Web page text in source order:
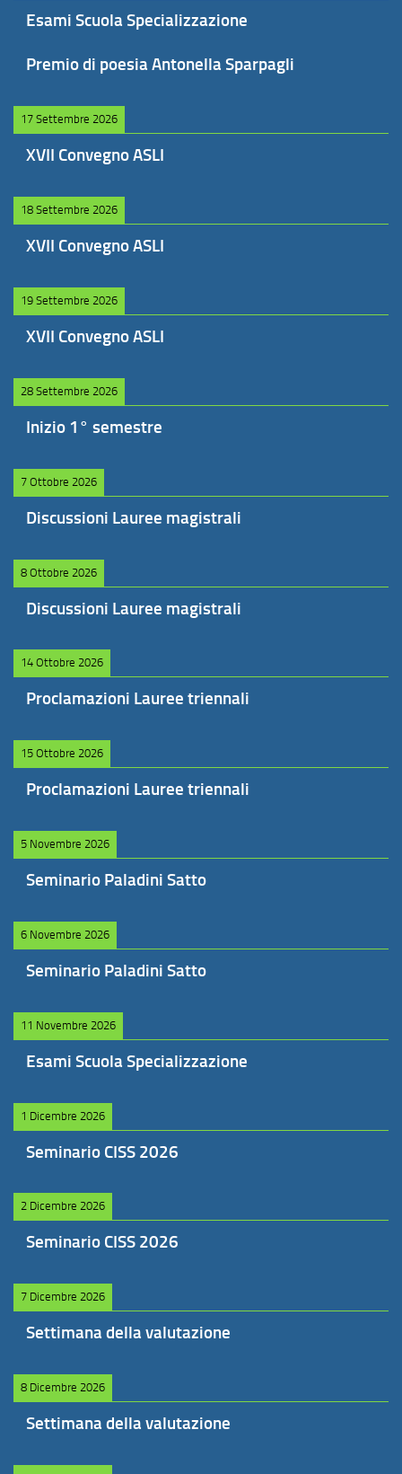
Esami Scuola Specializzazione
Premio di poesia Antonella Sparpagli
17 Settembre 2026
XVII Convegno ASLI
18 Settembre 2026
XVII Convegno ASLI
19 Settembre 2026
XVII Convegno ASLI
28 Settembre 2026
Inizio 1° semestre
7 Ottobre 2026
Discussioni Lauree magistrali
8 Ottobre 2026
Discussioni Lauree magistrali
14 Ottobre 2026
Proclamazioni Lauree triennali
15 Ottobre 2026
Proclamazioni Lauree triennali
5 Novembre 2026
Seminario Paladini Satto
6 Novembre 2026
Seminario Paladini Satto
11 Novembre 2026
Esami Scuola Specializzazione
1 Dicembre 2026
Seminario CISS 2026
2 Dicembre 2026
Seminario CISS 2026
7 Dicembre 2026
Settimana della valutazione
8 Dicembre 2026
Settimana della valutazione